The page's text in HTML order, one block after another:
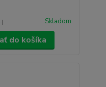
Skladom
do košíka